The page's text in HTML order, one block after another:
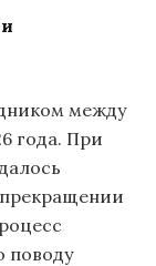
между
года. При
поводу